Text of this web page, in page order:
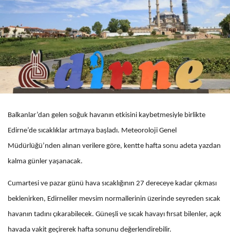
Balkanlar’dan gelen soğuk havanın etkisini kaybetmesiyle birlikte
Edirne’de sıcaklıklar artmaya başladı. Meteoroloji Genel
Müdürlüğü’nden alınan verilere göre, kentte hafta sonu adeta yazdan
kalma günler yaşanacak.
Cumartesi ve pazar günü hava sıcaklığının 27 dereceye kadar çıkması
beklenirken, Edirneliler mevsim normallerinin üzerinde seyreden sıcak
havanın tadını çıkarabilecek. Güneşli ve sıcak havayı fırsat bilenler, açık
havada vakit geçirerek hafta sonunu değerlendirebilir.